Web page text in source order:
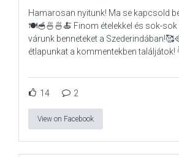
Hamarosan nyitunk! Ma se kapcsold
🍽️🥣🍜🍜🍝 Finom ételekkel és sok-sok
várunk benneteket a
étlapunkat a kommentekben találjátok!
14 2
View on Facebook